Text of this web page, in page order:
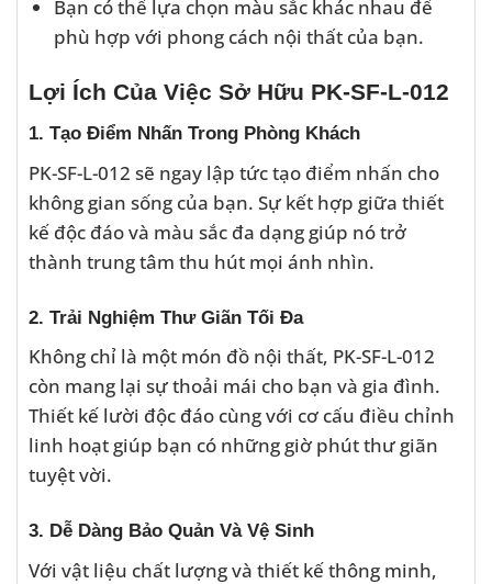
Bạn có thể lựa chọn màu sắc khác nhau để
phù hợp với phong cách nội thất của bạn.
Lợi Ích Của Việc Sở Hữu PK-SF-L-012
1. Tạo Điểm Nhấn Trong Phòng Khách
PK-SF-L-012 sẽ ngay lập tức tạo điểm nhấn cho
không gian sống của bạn. Sự kết hợp giữa thiết
kế độc đáo và màu sắc đa dạng giúp nó trở
thành trung tâm thu hút mọi ánh nhìn.
2. Trải Nghiệm Thư Giãn Tối Đa
Không chỉ là một món đồ nội thất, PK-SF-L-012
còn mang lại sự thoải mái cho bạn và gia đình.
Thiết kế lười độc đáo cùng với cơ cấu điều chỉnh
linh hoạt giúp bạn có những giờ phút thư giãn
tuyệt vời.
3. Dễ Dàng Bảo Quản Và Vệ Sinh
Với vật liệu chất lượng và thiết kế thông minh,